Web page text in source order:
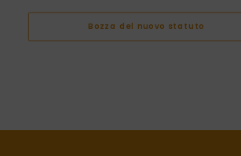
Bozza del nuovo statuto